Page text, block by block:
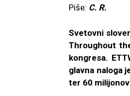
Piše: C. R.
Svetovni
Throughout
kongresa.
glavna naloga
ter 60